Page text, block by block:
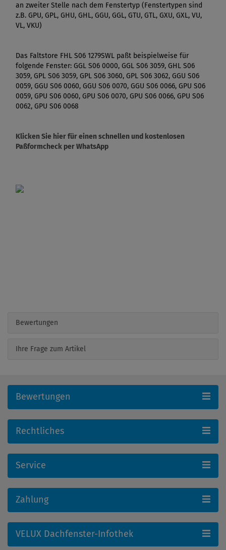
an zweiter Stelle nach dem Fenstertyp (Fenstertypen sind
z.B. GPU, GPL, GHU, GHL, GGU, GGL, GTU, GTL, GXU, GXL, VU,
VL, VKU)
Das Faltstore FHL S06 1279SWL paßt beispielweise für
folgende Fenster: GGL S06 0000, GGL S06 3059, GHL S06
3059, GPL S06 3059, GPL S06 3060, GPL S06 3062, GGU S06
0059, GGU S06 0060, GGU S06 0070, GGU S06 0066, GPU S06
0059, GPU S06 0060, GPU S06 0070, GPU S06 0066, GPU S06
0062, GPU S06 0068
Klicken Sie hier für einen schnellen und kostenlosen
Paßformcheck per WhatsApp
Bewertungen
Ihre Frage zum Artikel
Bewertungen
Rechtliches
Service
Zahlung
VELUX Dachfenster-Infothek